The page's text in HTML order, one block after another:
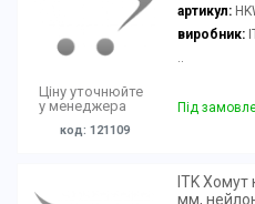
Ціну уточнюйте
у менеджера
код: 121109
артикул:
виробник:
..
Під
ITK
мм,